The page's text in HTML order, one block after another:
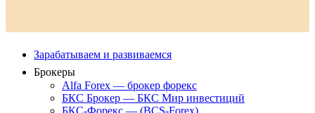
Зарабатываем и развиваемся
Брокеры
Alfa Forex — брокер форекс
БКС Брокер — БКС Мир инвестиций
БКС-Форекс — (BCS-Forex)